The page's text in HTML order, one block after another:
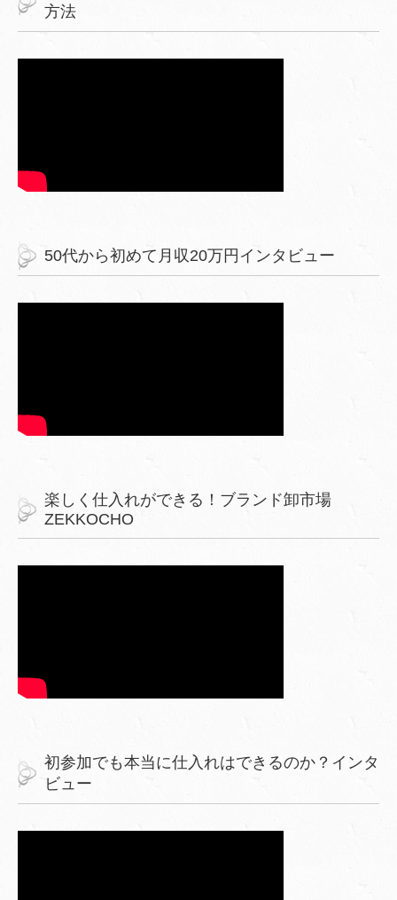
方法
50代から初めて月収20万円インタビュー
楽しく仕入れができる！ブランド卸市場
ZEKKOCHO
初参加でも本当に仕入れはできるのか？インタ
ビュー